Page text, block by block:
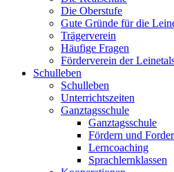
Die Oberstufe
Gute Gründe für die
Trägerverein
Häufige Fragen
Förderverein der
Schulleben
Schulleben
Unterrichtszeiten
Ganztagsschule
Ganztagsschule
Fördern und
Lerncoaching
Sprachlernklassen